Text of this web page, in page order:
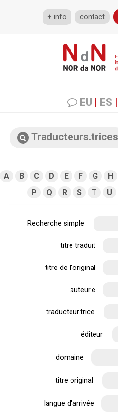
+ info contact
EU | ES |
Traducteurs.trices
A B C D E F G H
P
Q R S T U
Recherche simple
titre traduit
titre de l'original
auteur.e
traducteur.trice
éditeur
domaine
titre original
langue d'arrivée